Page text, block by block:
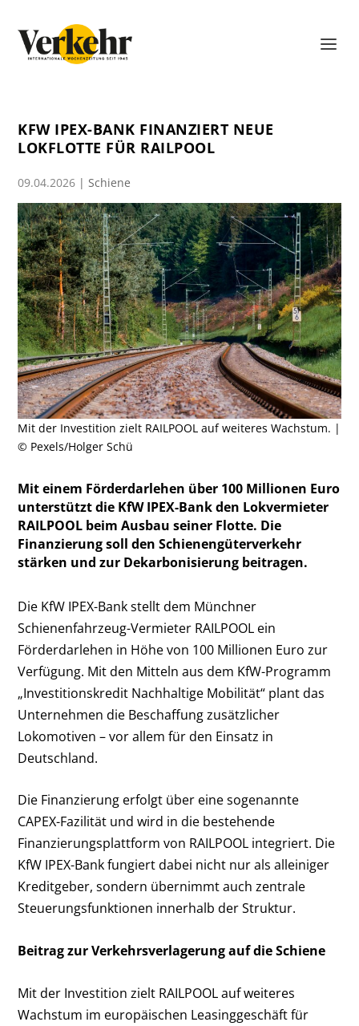
KFW IPEX-BANK FINANZIERT NEUE
LOKFLOTTE FÜR RAILPOOL
09.04.2026 |Schiene
Mit der Investition zielt RAILPOOL auf weiteres Wachstum. |
© Pexels/Holger Schü
Mit einem Förderdarlehen über 100 Millionen Euro
unterstützt die KfW IPEX-Bank den Lokvermieter
RAILPOOL beim Ausbau seiner Flotte. Die
Finanzierung soll den Schienengüterverkehr
stärken und zur Dekarbonisierung beitragen.
Die KfW IPEX-Bank stellt dem Münchner
Schienenfahrzeug-Vermieter RAILPOOL ein
Förderdarlehen in Höhe von 100 Millionen Euro zur
Verfügung. Mit den Mitteln aus dem KfW-Programm
„Investitionskredit Nachhaltige Mobilität“ plant das
Unternehmen die Beschaffung zusätzlicher
Lokomotiven – vor allem für den Einsatz in
Deutschland.
Die Finanzierung erfolgt über eine sogenannte
CAPEX-Fazilität und wird in die bestehende
Finanzierungsplattform von RAILPOOL integriert. Die
KfW IPEX-Bank fungiert dabei nicht nur als alleiniger
Kreditgeber, sondern übernimmt auch zentrale
Steuerungsfunktionen innerhalb der Struktur.
Beitrag zur Verkehrsverlagerung auf die Schiene
Mit der Investition zielt RAILPOOL auf weiteres
Wachstum im europäischen Leasinggeschäft für